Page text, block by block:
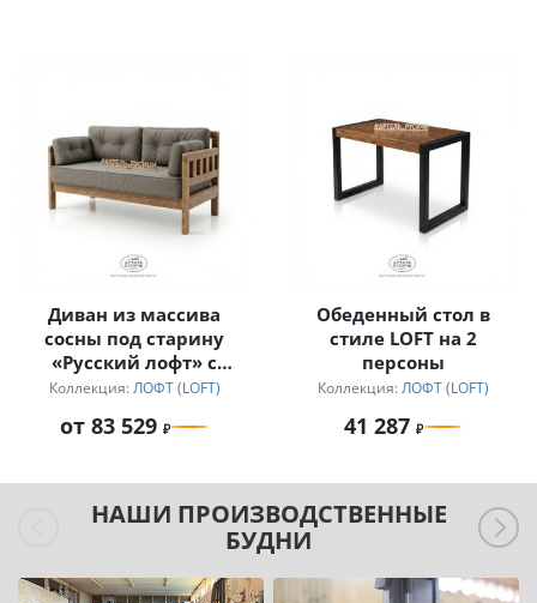
Диван из массива
сосны под старину
«Русский лофт» с
подушками
Коллекция: ЛОФТ (LOFT)
от 83 529
Обеденный стол в
стиле LOFT на 2
персоны
Коллекция: ЛОФТ (LOFT)
41 287
НАШИ ПРОИЗВОДСТВЕННЫЕ
БУДНИ